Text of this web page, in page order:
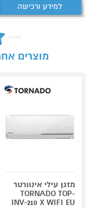
למידע ורכישה
מוצרים
מזגן עילי אינוורטר
TORNADO TOP-
INV-210 X WIFI EU